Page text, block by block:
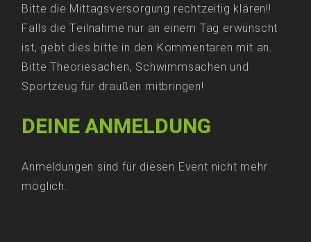
Bitte die Mittagsversorgung rechtzeitig klären!!
Falls die Teilnahme nur an einem Tag erwünscht
ist, gebt dies bitte in den Kommentaren mit an.
Bitte Theoriesachen, Schwimmsachen und
Sportzeug für draußen mitbringen!
DEINE ANMELDUNG
Anmeldungen sind für diesen Event nicht mehr
möglich.